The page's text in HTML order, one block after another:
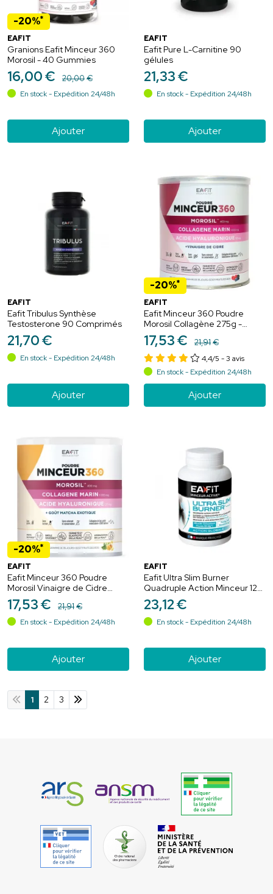
-20%*
EAFIT
Granions Eafit Minceur 360
Morosil - 40 Gummies
16,00€ 20,00€
En stock - Expédition 24/48h
Ajouter
EAFIT
Eafit Pure L-Carnitine 90
gélules
21,33€
En stock - Expédition 24/48h
Ajouter
EAFIT
Eafit Tribulus Synthèse
Testosterone 90 Comprimés
21,70€
En stock - Expédition 24/48h
Ajouter
-20%*
EAFIT
Eafit Minceur 360 Poudre
Morosil Collagène 275g -
Draine, détoxifie, brûle les
graisses
17,53€ 21,91€
4,4/5 - 3 avis
En stock - Expédition 24/48h
Ajouter
-20%*
EAFIT
Eafit Minceur 360 Poudre
Morosil Vinaigre de Cidre
Collagène 275g Matcha-
Ananas – Silhouette et peau
17,53€ 21,91€
En stock - Expédition 24/48h
Ajouter
EAFIT
Eafit Ultra Slim Burner
Quadruple Action Minceur 120
Gélules
23,12€
En stock - Expédition 24/48h
Ajouter
1 2 3